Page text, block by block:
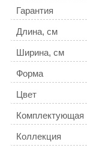
Гарантия
Длина, см
Ширина, см
Форма
Цвет
Комплектующая
Коллекция